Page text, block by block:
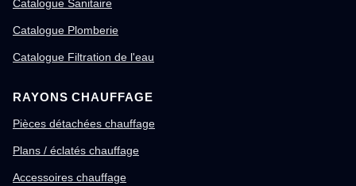
Catalogue Sanitaire
Catalogue Plomberie
Catalogue Filtration de l'eau
RAYONS CHAUFFAGE
Pièces détachées chauffage
Plans / éclatés chauffage
Accessoires chauffage